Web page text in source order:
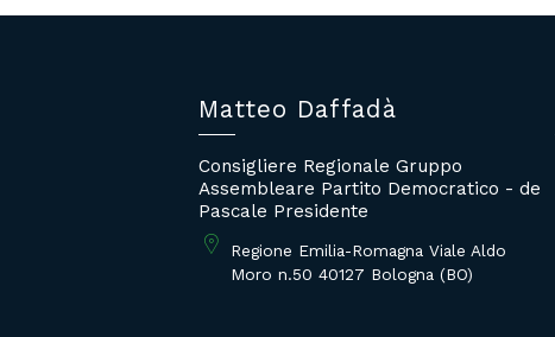
Matteo Daffadà
Consigliere Regionale Gruppo
Assembleare Partito Democratico - de
Pascale Presidente
Regione Emilia-Romagna Viale Aldo
Moro n.50 40127 Bologna (BO)